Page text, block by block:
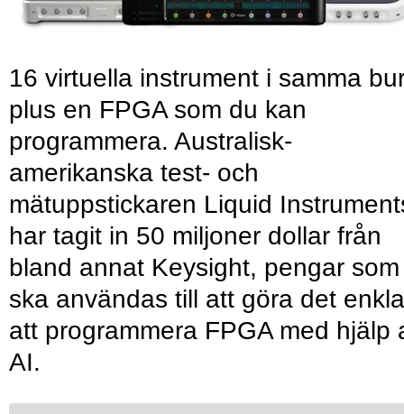
16 virtuella instrument i samma
plus en FPGA som du kan
programmera. Australisk-
amerikanska test- och
mätuppstickaren Liquid
har tagit in 50 miljoner dollar från
bland annat Keysight, pengar som
ska användas till att göra det
att programmera FPGA med hjälp
AI.